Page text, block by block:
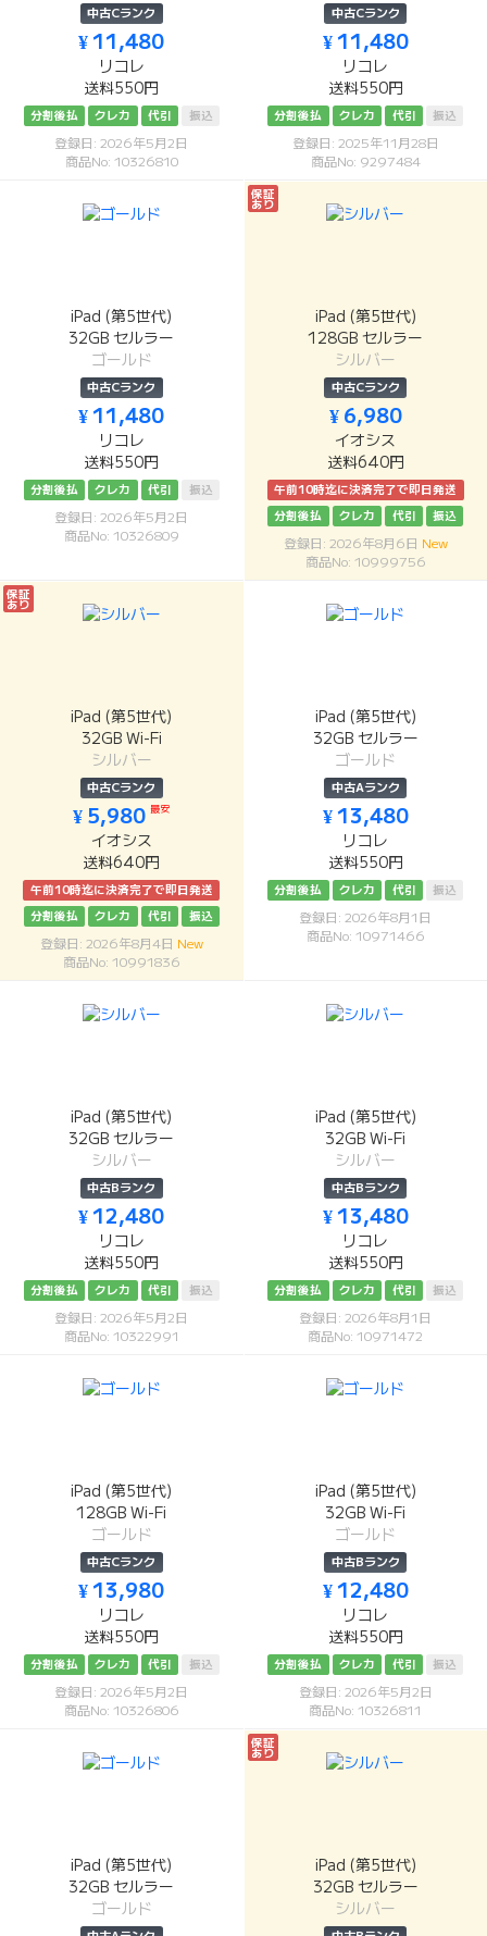
中古Cランク
¥ 11,480
リコレ
送料550円
分割後払 クレカ 代引 振込
登録日: 2026年5月2日
商品No: 10326810
中古Cランク
¥ 11,480
リコレ
送料550円
分割後払 クレカ 代引 振込
登録日: 2025年11月28日
商品No: 9297484
iPad (第5世代)
32GB セルラー
ゴールド
中古Cランク
¥ 11,480
リコレ
送料550円
分割後払 クレカ 代引 振込
登録日: 2026年5月2日
商品No: 10326809
保証
あり
iPad (第5世代)
128GB セルラー
シルバー
中古Cランク
¥ 6,980
イオシス
送料640円
午前10時迄に決済完了で即日発送
分割後払
クレカ 代引 振込
登録日: 2026年8月6日 New
商品No: 10999756
保証
あり
iPad (第5世代)
32GB Wi-Fi
シルバー
中古Cランク
¥ 5,980最安
イオシス
送料640円
午前10時迄に決済完了で即日発送
分割後払
クレカ 代引 振込
登録日: 2026年8月4日 New
商品No: 10991836
iPad (第5世代)
32GB セルラー
ゴールド
中古Aランク
¥ 13,480
リコレ
送料550円
分割後払 クレカ 代引 振込
登録日: 2026年8月1日
商品No: 10971466
iPad (第5世代)
32GB セルラー
シルバー
中古Bランク
¥ 12,480
リコレ
送料550円
分割後払 クレカ 代引 振込
登録日: 2026年5月2日
商品No: 10322991
iPad (第5世代)
32GB Wi-Fi
シルバー
中古Bランク
¥ 13,480
リコレ
送料550円
分割後払 クレカ 代引 振込
登録日: 2026年8月1日
商品No: 10971472
iPad (第5世代)
128GB Wi-Fi
ゴールド
中古Cランク
¥ 13,980
リコレ
送料550円
分割後払 クレカ 代引 振込
登録日: 2026年5月2日
商品No: 10326806
iPad (第5世代)
32GB Wi-Fi
ゴールド
中古Bランク
¥ 12,480
リコレ
送料550円
分割後払 クレカ 代引 振込
登録日: 2026年5月2日
商品No: 10326811
iPad (第5世代)
32GB セルラー
ゴールド
保証
あり
iPad (第5世代)
32GB セルラー
シルバー